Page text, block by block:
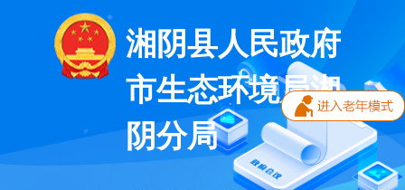
湘阴县人民政府
市生态环境局湘
阴分局